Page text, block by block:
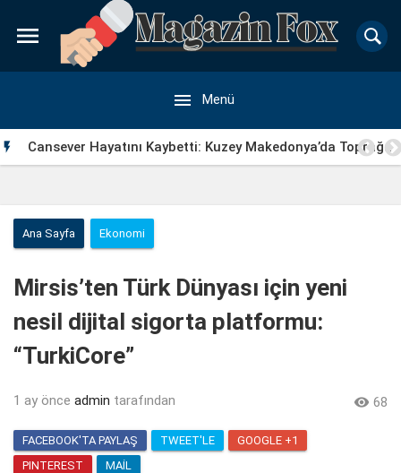

 Menü
 Cansever Hayatını Kaybetti: Kuzey Makedonya’da Toprağa
Ana Sayfa Ekonomi
Mirsis’ten Türk Dünyası için yeni
nesil dijital sigorta platformu:
“TurkiCore”
1 ay önce admin tarafından  68
FACEBOOK'TA PAYLAŞ TWEET'LE
GOOGLE +1
PINTEREST
MAIL